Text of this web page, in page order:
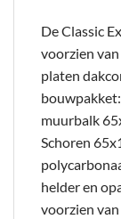
De Classic
voorzien
platen
muurbalk
Schoren
helder en
voorzien